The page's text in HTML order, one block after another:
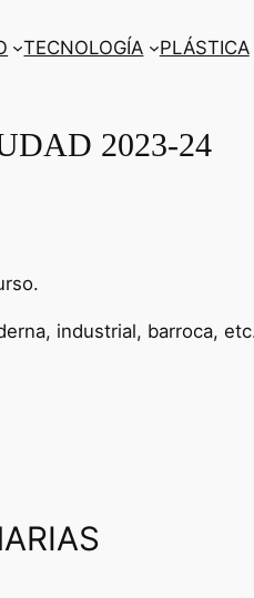
TECNOLOGÍA PLÁSTICA
2023-24
industrial, barroca,